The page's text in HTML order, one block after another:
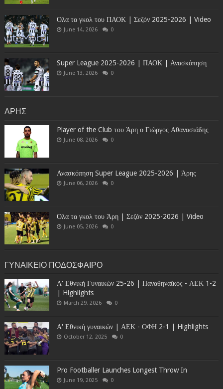
Όλα τα γκολ του ΠΑΟΚ | Σεζόν 2025-2026 | Video
June 14, 2026 0
Super League 2025-2026 | ΠΑΟΚ | Ανασκόπηση
June 13, 2026 0
ΑΡΗΣ
Player of the Club του Άρη ο Γιώργος Αθανασιάδης
June 08, 2026 0
Ανασκόπηση Super League 2025-2026 | Άρης
June 06, 2026 0
Όλα τα γκολ του Άρη | Σεζόν 2025-2026 | Video
June 05, 2026 0
ΓΥΝΑΙΚΕΙΟ ΠΟΔΟΣΦΑΙΡΟ
Α' Εθνική Γυναικών 25-26 | Παναθηναϊκός - ΑΕΚ 1-2
| Highlights
March 29, 2026 0
Α' Εθνική γυναικών | ΑΕΚ - ΟΦΗ 2-1 | Highlights
October 12, 2025 0
Pro Footballer Launches Longest Throw In
June 19, 2025 0